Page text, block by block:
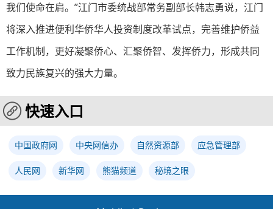
我们使命在肩。”江门市委统战部常务副部长韩志勇说，江门
将深入推进便利华侨华人投资制度改革试点，完善维护侨益
工作机制，更好凝聚侨心、汇聚侨智、发挥侨力，形成共同
致力民族复兴的强大力量。
快速入口
中国政府网 中央网信办 自然资源部 应急管理部
人民网 新华网 熊猫频道 秘境之眼